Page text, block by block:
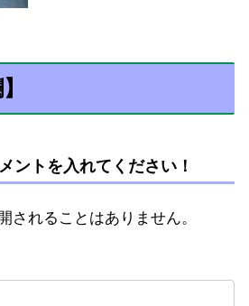
ントを入れてください！
されることはありません。